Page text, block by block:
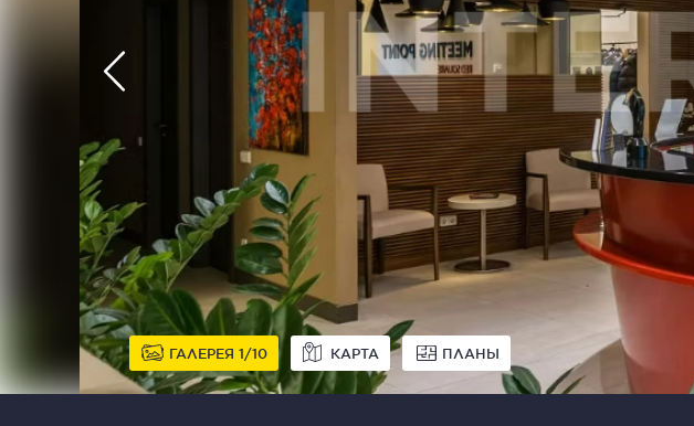
ГАЛЕРЕЯ 1 10 КАРТА ПЛАНЫ